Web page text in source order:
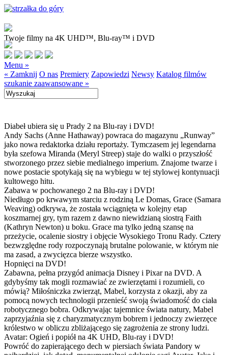
Twoje filmy na 4K UHD™, Blu-ray™ i DVD
Menu »
« Zamknij O nas Premiery Zapowiedzi Newsy Katalog filmów
szukanie zaawansowane »
Diabeł ubiera się u Prady 2 na Blu-ray i DVD!
Andy Sachs (Anne Hathaway) powraca do magazynu „Runway”
jako nowa redaktorka działu reportaży. Tymczasem jej legendarna
była szefowa Miranda (Meryl Streep) staje do walki o przyszłość
stworzonego przez siebie medialnego imperium. Znajome twarze i
nowe postacie spotykają się na wybiegu w tej stylowej kontynuacji
kultowego hitu.
Zabawa w pochowanego 2 na Blu-ray i DVD!
Niedługo po krwawym starciu z rodziną Le Domas, Grace (Samara
Weaving) odkrywa, że została wciągnięta w kolejny etap
koszmarnej gry, tym razem z dawno niewidzianą siostrą Faith
(Kathryn Newton) u boku. Grace ma tylko jedną szansę na
przeżycie, ocalenie siostry i objęcie Wysokiego Tronu Rady. Cztery
bezwzględne rody rozpoczynają brutalne polowanie, w którym nie
ma zasad, a zwycięzca bierze wszystko.
Hopnięci na DVD!
Zabawna, pełna przygód animacja Disney i Pixar na DVD. A
gdybyśmy tak mogli rozmawiać ze zwierzętami i rozumieli, co
mówią? Miłośniczka zwierząt, Mabel, korzysta z okazji, aby za
pomocą nowych technologii przenieść swoją świadomość do ciała
robotycznego bobra. Odkrywając tajemnice świata natury, Mabel
zaprzyjaźnia się z charyzmatycznym bobrem i jednoczy zwierzęce
królestwo w obliczu zbliżającego się zagrożenia ze strony ludzi.
Avatar: Ogień i popiół na 4K UHD, Blu-ray i DVD!
Powróć do zapierającego dech w piersiach świata Pandory w